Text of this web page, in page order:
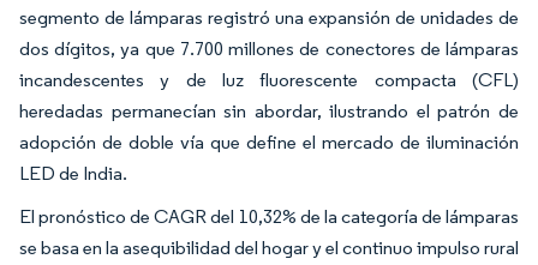
segmento de lámparas registró una expansión de unidades de
dos dígitos, ya que 7.700 millones de conectores de lámparas
incandescentes y de luz fluorescente compacta (CFL)
heredadas permanecían sin abordar, ilustrando el patrón de
adopción de doble vía que define el mercado de iluminación
LED de India.
El pronóstico de CAGR del 10,32% de la categoría de lámparas
se basa en la asequibilidad del hogar y el continuo impulso rural